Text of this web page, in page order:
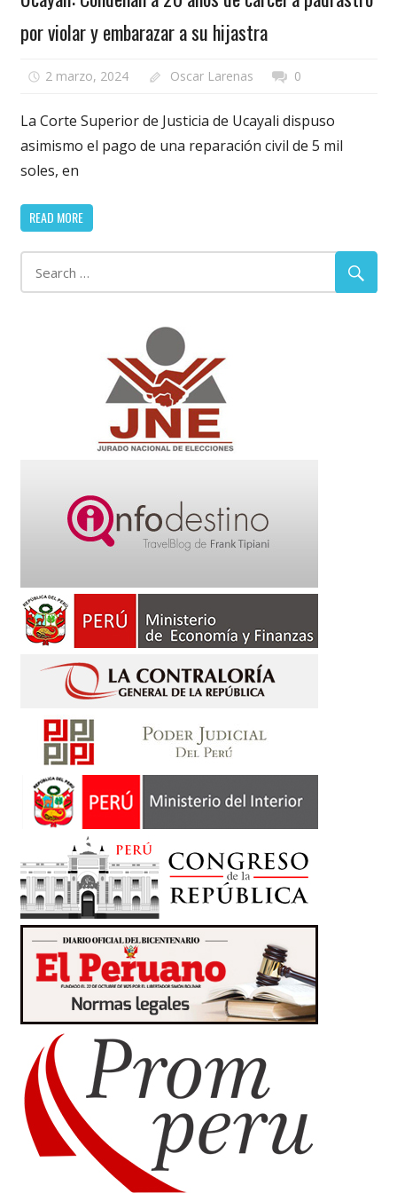
por violar y embarazar a su hijastra
2 marzo, 2024 Oscar Larenas 0
La Corte Superior de Justicia de Ucayali dispuso
asimismo el pago de una reparación civil de 5 mil
soles, en
READ MORE